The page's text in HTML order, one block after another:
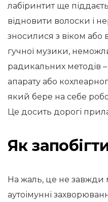
лабіринтит ще
відновити волоски і
зносилися з віком або
гучної музики,
радикальних методів –
апарату або
який бере на себе
Це досить дорогі
Як
На жаль, це не завжди
аутоімунні